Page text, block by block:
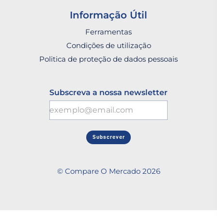
Informação Útil
Ferramentas
Condições de utilização
Politica de proteção de dados pessoais
Subscreva a nossa newsletter
Subscrever
© Compare O Mercado 2026